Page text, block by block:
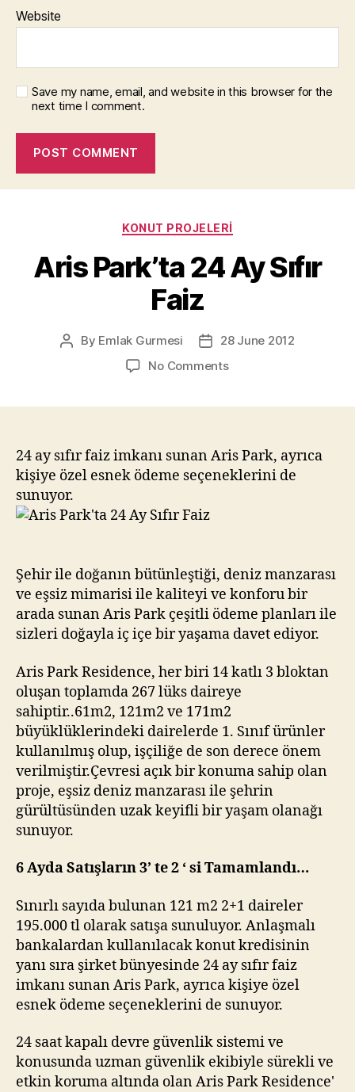
Website
Save my name, email, and website in this browser for the
next time I comment.
Categories
KONUT PROJELERI
Aris Park’ta 24 Ay Sıfır
Faiz
Post
By Emlak Gurmesi
Post
date
28 June 2012
No Commentson
Sıfır
Faiz
24 ay sıfır faiz imkanı sunan Aris Park, ayrıca
kişiye özel esnek ödeme seçeneklerini de
sunuyor.
Şehir ile doğanın bütünleştiği, deniz manzarası
ve eşsiz mimarisi ile kaliteyi ve konforu bir
arada sunan Aris Park çeşitli ödeme planları ile
sizleri doğayla iç içe bir yaşama davet ediyor.
Aris Park Residence, her biri 14 katlı 3 bloktan
oluşan toplamda 267 lüks daireye
sahiptir..61m2, 121m2 ve 171m2
büyüklüklerindeki dairelerde 1. Sınıf ürünler
kullanılmış olup, işçiliğe de son derece önem
verilmiştir.Çevresi açık bir konuma sahip olan
proje, eşsiz deniz manzarası ile şehrin
gürültüsünden uzak keyifli bir yaşam olanağı
sunuyor.
6 Ayda Satışların 3’ te 2 ‘ si Tamamlandı…
Sınırlı sayıda bulunan 121 m2 2+1 daireler
195.000 tl olarak satışa sunuluyor. Anlaşmalı
bankalardan kullanılacak konut kredisinin
yanı sıra şirket bünyesinde 24 ay sıfır faiz
imkanı sunan Aris Park, ayrıca kişiye özel
esnek ödeme seçeneklerini de sunuyor.
24 saat kapalı devre güvenlik sistemi ve
konusunda uzman güvenlik ekibiyle sürekli ve
etkin koruma altında olan Aris Park Residence'